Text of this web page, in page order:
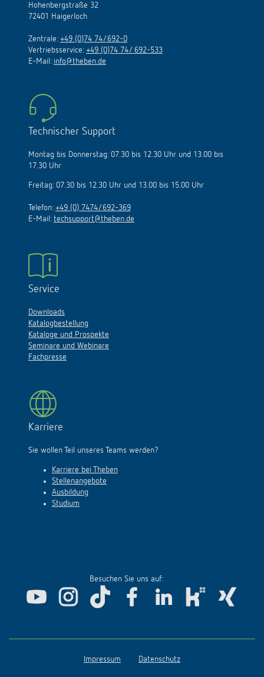
Hohenbergstraße 32
72401 Haigerloch
Zentrale: +49 (0)74 74/692-0
Vertriebsservice: +49 (0)74 74/ 692-533
E-Mail: info@theben.de
Technischer Support
Montag bis Donnerstag: 07.30 bis 12.30 Uhr und 13.00 bis
17.30 Uhr
Freitag: 07.30 bis 12.30 Uhr und 13.00 bis 15.00 Uhr
Telefon: +49 (0) 7474/692-369
E-Mail: techsupport@theben.de
Service
Downloads
Katalogbestellung
Kataloge und Prospekte
Seminare und Webinare
Fachpresse
Karriere
Sie wollen Teil unseres Teams werden?
Karriere bei Theben
Stellenangebote
Ausbildung
Studium
Besuchen Sie uns auf:
Impressum Datenschutz